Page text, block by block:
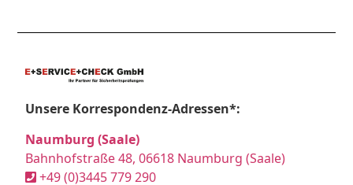
Unsere Korrespondenz-Adressen*:
Naumburg (Saale)
Bahnhofstraße 48, 06618 Naumburg (Saale)
+49 (0)3445 779 290